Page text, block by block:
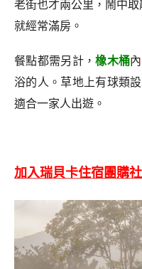
老街也才兩公里，鬧中
就經常滿房。
餐點都需另計，橡木桶
浴的人。草地上有球類
適合一家人出遊。
加入瑞貝卡住宿團購